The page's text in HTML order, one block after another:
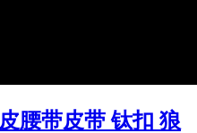
腰带皮带 钛扣 狼